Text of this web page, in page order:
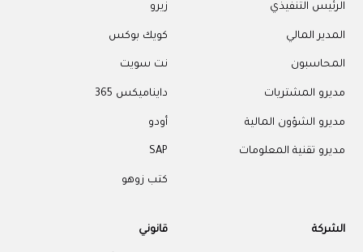
الرئيس التنفيذي
المدير المالي
المحاسبون
مديرو المشتريات
مديرو الشؤون المالية
مديرو تقنية المعلومات
زيرو
كويك بوكس
نت سويت
دايناميكس 365
أودو
SAP
كتب زوهو
الشركة قانوني